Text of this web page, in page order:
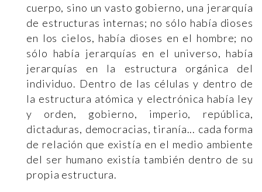
cuerpo, sino un vasto gobierno, una jerarquía
de estructuras internas; no sólo había dioses
en los cielos, había dioses en el hombre; no
sólo había jerarquías en el universo, había
jerarquías en la estructura orgánica del
individuo. Dentro de las células y dentro de
la estructura atómica y electrónica había ley
y orden, gobierno, imperio, república,
dictaduras, democracias, tiranía... cada forma
de relación que existía en el medio ambiente
del ser humano existía también dentro de su
propia estructura.